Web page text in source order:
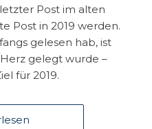
Post im alten
Post in 2019 werden.
gelesen hab, ist
gelegt wurde –
für 2019.